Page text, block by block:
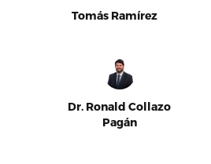
Tomás Ramírez
Dr. Ronald Collazo
Pagán